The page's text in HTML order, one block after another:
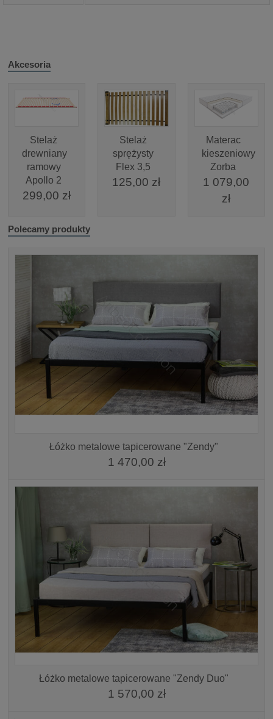
Akcesoria
Stelaż
drewniany
ramowy
Apollo 2
299,00 zł
Stelaż
sprężysty
Flex 3,5
125,00 zł
Materac
kieszeniowy
Zorba
1 079,00
zł
Polecamy produkty
Łóżko metalowe tapicerowane "Zendy"
1 470,00 zł
Łóżko metalowe tapicerowane "Zendy Duo"
1 570,00 zł